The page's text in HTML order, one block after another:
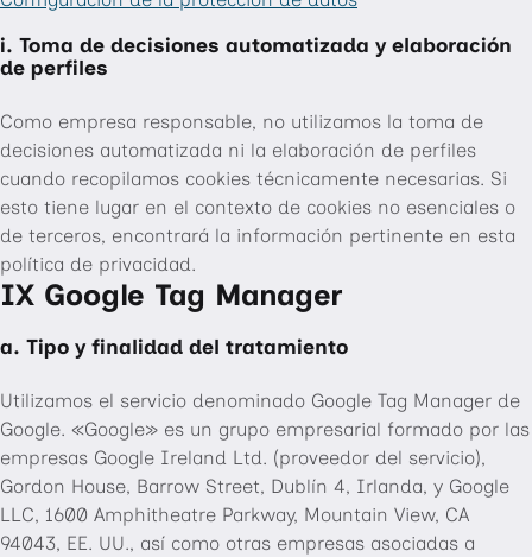
i. Toma de decisiones automatizada y elaboración
de perfiles
Como empresa responsable, no utilizamos la toma de
decisiones automatizada ni la elaboración de perfiles
cuando recopilamos cookies técnicamente necesarias. Si
esto tiene lugar en el contexto de cookies no esenciales o
de terceros, encontrará la información pertinente en esta
política de privacidad.
IX Google Tag Manager
a. Tipo y finalidad del tratamiento
Utilizamos el servicio denominado Google Tag Manager de
Google. «Google» es un grupo empresarial formado por las
empresas Google Ireland Ltd. (proveedor del servicio),
Gordon House, Barrow Street, Dublín 4, Irlanda, y Google
LLC, 1600 Amphitheatre Parkway, Mountain View, CA
94043, EE. UU., así como otras empresas asociadas a